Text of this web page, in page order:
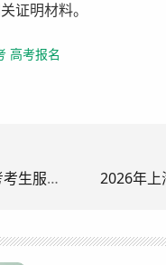
证明材料。
高考报名
吉林省普通高考考生服务平台官网：https://gk.jleea.com.cn